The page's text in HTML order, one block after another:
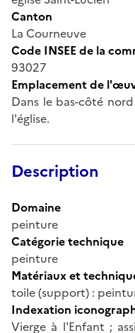
Canton
La Courneuve
Code INSEE de la
93027
Emplacement de
Dans le bas-côté
l'église.
Description
Domaine
peinture
Catégorie technique
peinture
Matériaux et
toile (support) :
Indexation
Vierge à l'Enfant ;